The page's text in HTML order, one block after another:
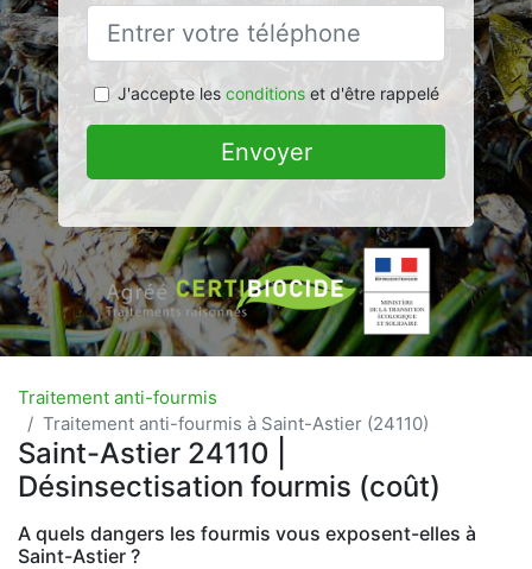
J'accepte les conditionset d'être rappelé
Envoyer
Traitement anti-fourmis
Traitement anti-fourmis à Saint-Astier (24110)
Saint-Astier 24110 |
Désinsectisation fourmis (coût)
A quels dangers les fourmis vous exposent-elles à
Saint-Astier ?